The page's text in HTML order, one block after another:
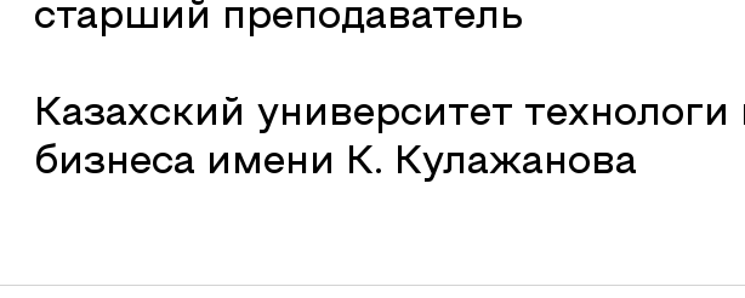
старший преподаватель
Казахский университет технологи
бизнеса имени К. Кулажанова